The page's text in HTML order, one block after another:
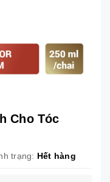
Cho Tóc
trạng: Hết hàng